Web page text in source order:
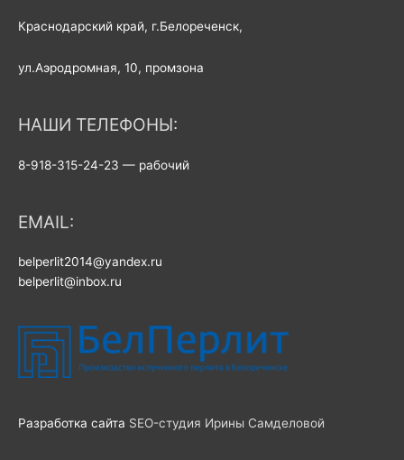
Краснодарский край, г.Белореченск,
ул.Аэродромная, 10, промзона
НАШИ ТЕЛЕФОНЫ:
8-918-315-24-23 — рабочий
EMAIL:
belperlit2014@yandex.ru
belperlit@inbox.ru
Разработка сайта SEO-студия Ирины Самделовой